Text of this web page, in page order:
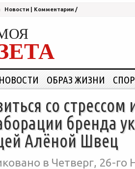
Новости Комментарии /
НОВОСТИ ОБРАЗ ЖИЗНИ
со
бренда
Алёной Швец
в Четверг, 26-го